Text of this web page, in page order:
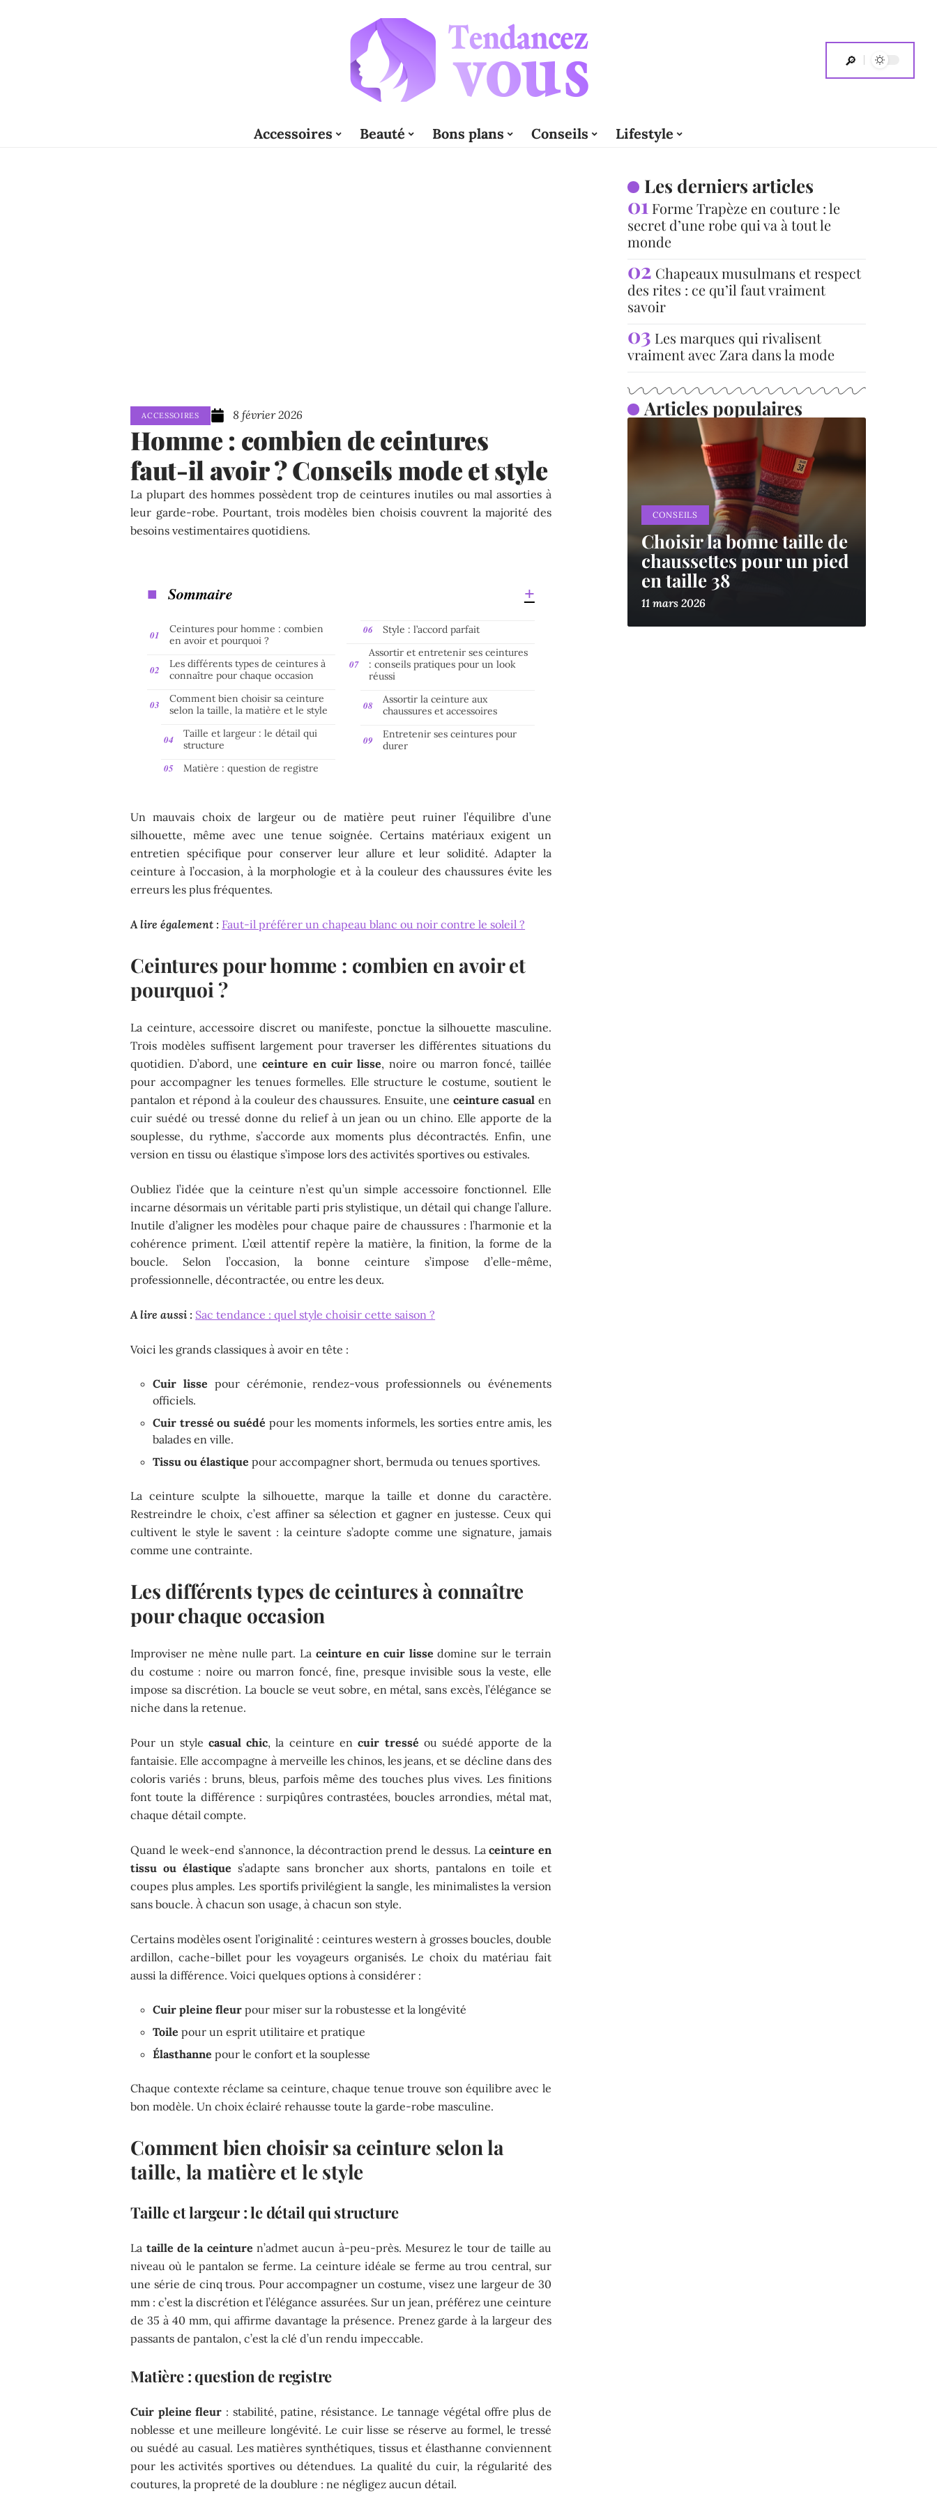
Accessoires Beauté Bons plans Conseils Lifestyle
ACCESSOIRES 8 février 2026
Homme : combien de ceintures
faut-il avoir ? Conseils mode et style
La plupart des hommes possèdent trop de ceintures inutiles ou mal assorties à
leur garde-robe. Pourtant, trois modèles bien choisis couvrent la majorité des
besoins vestimentaires quotidiens.
Sommaire
Ceintures pour homme : combien
en avoir et pourquoi ?
Les différents types de ceintures à
connaître pour chaque occasion
Comment bien choisir sa ceinture
selon la taille, la matière et le style
Taille et largeur : le détail qui
structure
Matière : question de registre
Style : l’accord parfait
Assortir et entretenir ses ceintures
: conseils pratiques pour un look
réussi
Assortir la ceinture aux
chaussures et accessoires
Entretenir ses ceintures pour
durer
Un mauvais choix de largeur ou de matière peut ruiner l’équilibre d’une
silhouette, même avec une tenue soignée. Certains matériaux exigent un
entretien spécifique pour conserver leur allure et leur solidité. Adapter la
ceinture à l’occasion, à la morphologie et à la couleur des chaussures évite les
erreurs les plus fréquentes.
A lire également : Faut-il préférer un chapeau blanc ou noir contre le soleil ?
Ceintures pour homme : combien en avoir et
pourquoi ?
La ceinture, accessoire discret ou manifeste, ponctue la silhouette masculine.
Trois modèles suffisent largement pour traverser les différentes situations du
quotidien. D’abord, une ceinture en cuir lisse, noire ou marron foncé, taillée
pour accompagner les tenues formelles. Elle structure le costume, soutient le
pantalon et répond à la couleur des chaussures. Ensuite, une ceinture casual en
cuir suédé ou tressé donne du relief à un jean ou un chino. Elle apporte de la
souplesse, du rythme, s’accorde aux moments plus décontractés. Enfin, une
version en tissu ou élastique s’impose lors des activités sportives ou estivales.
Oubliez l’idée que la ceinture n’est qu’un simple accessoire fonctionnel. Elle
incarne désormais un véritable parti pris stylistique, un détail qui change l’allure.
Inutile d’aligner les modèles pour chaque paire de chaussures : l’harmonie et la
cohérence priment. L’œil attentif repère la matière, la finition, la forme de la
boucle. Selon l’occasion, la bonne ceinture s’impose d’elle-même,
professionnelle, décontractée, ou entre les deux.
A lire aussi : Sac tendance : quel style choisir cette saison ?
Voici les grands classiques à avoir en tête :
Cuir lisse pour cérémonie, rendez-vous professionnels ou événements
officiels.
Cuir tressé ou suédé pour les moments informels, les sorties entre amis, les
balades en ville.
Tissu ou élastique pour accompagner short, bermuda ou tenues sportives.
La ceinture sculpte la silhouette, marque la taille et donne du caractère.
Restreindre le choix, c’est affiner sa sélection et gagner en justesse. Ceux qui
cultivent le style le savent : la ceinture s’adopte comme une signature, jamais
comme une contrainte.
Les différents types de ceintures à connaître
pour chaque occasion
Improviser ne mène nulle part. Laceinture en cuir lisse domine sur le terrain
du costume : noire ou marron foncé, fine, presque invisible sous la veste, elle
impose sa discrétion. La boucle se veut sobre, en métal, sans excès, l’élégance se
niche dans la retenue.
Pour un style casual chic, la ceinture encuir tressé ou suédé apporte de la
fantaisie. Elle accompagne à merveille les chinos, les jeans, et se décline dans des
coloris variés : bruns, bleus, parfois même des touches plus vives. Les finitions
font toute la différence : surpiqûres contrastées, boucles arrondies, métal mat,
chaque détail compte.
Quand le week-end s’annonce, la décontraction prend le dessus. Laceinture en
tissu ou élastique s’adapte sans broncher aux shorts, pantalons en toile et
coupes plus amples. Les sportifs privilégient la sangle, les minimalistes la version
sans boucle. À chacun son usage, à chacun son style.
Certains modèles osent l’originalité : ceintures western à grosses boucles, double
ardillon, cache-billet pour les voyageurs organisés. Le choix du matériau fait
aussi la différence. Voici quelques options à considérer :
Cuir pleine fleur pour miser sur la robustesse et la longévité
Toile pour un esprit utilitaire et pratique
Élasthanne pour le confort et la souplesse
Chaque contexte réclame sa ceinture, chaque tenue trouve son équilibre avec le
bon modèle. Un choix éclairé rehausse toute la garde-robe masculine.
Comment bien choisir sa ceinture selon la
taille, la matière et le style
Taille et largeur : le détail qui structure
La taille de la ceinture n’admet aucun à-peu-près. Mesurez le tour de taille au
niveau où le pantalon se ferme. La ceinture idéale se ferme au trou central, sur
une série de cinq trous. Pour accompagner un costume, visez une largeur de 30
mm : c’est la discrétion et l’élégance assurées. Sur un jean, préférez une ceinture
de 35 à 40 mm, qui affirme davantage la présence. Prenez garde à la largeur des
passants de pantalon, c’est la clé d’un rendu impeccable.
Matière : question de registre
Cuir pleine fleur : stabilité, patine, résistance. Le tannage végétal offre plus de
noblesse et une meilleure longévité. Le cuir lisse se réserve au formel, le tressé
ou suédé au casual. Les matières synthétiques, tissus et élasthanne conviennent
pour les activités sportives ou détendues. La qualité du cuir, la régularité des
coutures, la propreté de la doublure : ne négligez aucun détail.
Les derniers articles
Forme Trapèze en couture : le
secret d’une robe qui va à tout le
monde
Chapeaux musulmans et respect
des rites : ce qu’il faut vraiment
savoir
Les marques qui rivalisent
vraiment avec Zara dans la mode
Articles populaires
CONSEILS
Choisir la bonne taille de
chaussettes pour un pied
en taille 38
11 mars 2026